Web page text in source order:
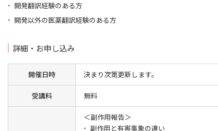
開発翻訳経験のある方
開発以外の医薬翻訳経験のある方
詳細・お申し込み
開催日時 決まり次第更新します。
受講料 無料
＜副作用報告＞
副作用と有害事象の違い